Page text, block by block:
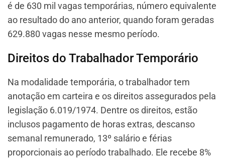
é de 630 mil vagas temporárias, número equivalente
ao resultado do ano anterior, quando foram geradas
629.880 vagas nesse mesmo período.
Direitos do Trabalhador Temporário
Na modalidade temporária, o trabalhador tem
anotação em carteira e os direitos assegurados pela
legislação 6.019/1974. Dentre os direitos, estão
inclusos pagamento de horas extras, descanso
semanal remunerado, 13º salário e férias
proporcionais ao período trabalhado. Ele recebe 8%